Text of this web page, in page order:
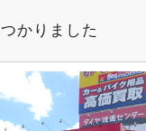
かりました